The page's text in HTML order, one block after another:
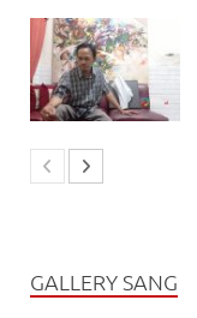
GALLERY SANG